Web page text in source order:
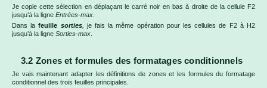
Je copie cette sélection en déplaçant le carré noir en bas à droite de la cellule F2
jusqu’à la ligne Entrées-max
Dans lafeuille sorties, je fais la même opération pour les cellules de F2 à H2
jusqu’à la ligne Sorties-max.
3.2 Zones et formules des formatages conditionnels
Je vais maintenant adapter les définitions de zones et les formules du formatage
conditionnel des trois feuilles principales.